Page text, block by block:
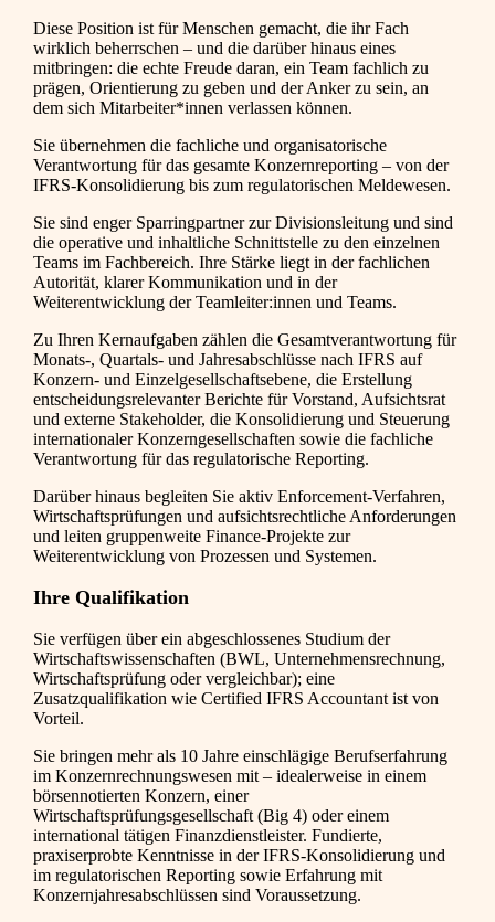
Diese Position ist für Menschen gemacht, die ihr Fach
wirklich beherrschen – und die darüber hinaus eines
mitbringen: die echte Freude daran, ein Team fachlich zu
prägen, Orientierung zu geben und der Anker zu sein, an
dem sich Mitarbeiter*innen verlassen können.
Sie übernehmen die fachliche und organisatorische
Verantwortung für das gesamte Konzernreporting – von der
IFRS-Konsolidierung bis zum regulatorischen Meldewesen.
Sie sind enger Sparringpartner zur Divisionsleitung und sind
die operative und inhaltliche Schnittstelle zu den einzelnen
Teams im Fachbereich. Ihre Stärke liegt in der fachlichen
Autorität, klarer Kommunikation und in der
Weiterentwicklung der Teamleiter:innen und Teams.
Zu Ihren Kernaufgaben zählen die Gesamtverantwortung für
Monats-, Quartals- und Jahresabschlüsse nach IFRS auf
Konzern- und Einzelgesellschaftsebene, die Erstellung
entscheidungsrelevanter Berichte für Vorstand, Aufsichtsrat
und externe Stakeholder, die Konsolidierung und Steuerung
internationaler Konzerngesellschaften sowie die fachliche
Verantwortung für das regulatorische Reporting.
Darüber hinaus begleiten Sie aktiv Enforcement-Verfahren,
Wirtschaftsprüfungen und aufsichtsrechtliche Anforderungen
und leiten gruppenweite Finance-Projekte zur
Weiterentwicklung von Prozessen und Systemen.
Ihre Qualifikation
Sie verfügen über ein abgeschlossenes Studium der
Wirtschaftswissenschaften (BWL, Unternehmensrechnung,
Wirtschaftsprüfung oder vergleichbar); eine
Zusatzqualifikation wie Certified IFRS Accountant ist von
Vorteil.
Sie bringen mehr als 10 Jahre einschlägige Berufserfahrung
im Konzernrechnungswesen mit – idealerweise in einem
börsennotierten Konzern, einer
Wirtschaftsprüfungsgesellschaft (Big 4) oder einem
international tätigen Finanzdienstleister. Fundierte,
praxiserprobte Kenntnisse in der IFRS-Konsolidierung und
im regulatorischen Reporting sowie Erfahrung mit
Konzernjahresabschlüssen sind Voraussetzung.